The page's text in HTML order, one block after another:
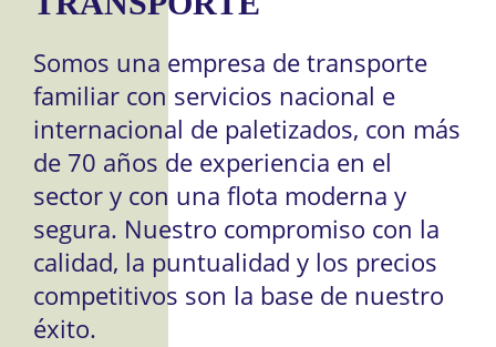
Somos una empresa de transporte
familiar con servicios nacional e
internacional de paletizados, con más
de 70 años de experiencia en el
sector y con una flota moderna y
segura. Nuestro compromiso con la
calidad, la puntualidad y los precios
competitivos son la base de nuestro
éxito.